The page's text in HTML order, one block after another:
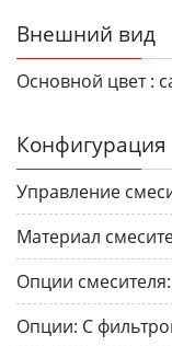
Внешний вид
Основной цвет :
Конфигурация
Управление
Материал
Опции смесителя:
Опции: С